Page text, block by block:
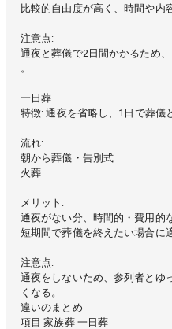
比較的自由度が高く、時間や内
注意点:
通夜と葬儀で2日間かかるため
。
一日葬
特徴: 通夜を省略し、1日で葬儀
流れ:
朝から葬儀・告別式
火葬
メリット:
通夜がない分、時間的・費用的
短期間で葬儀を終えたい場合に
注意点:
通夜をしないため、参列者とゆ
くなる。
違いのまとめ
項目 家族葬 一日葬